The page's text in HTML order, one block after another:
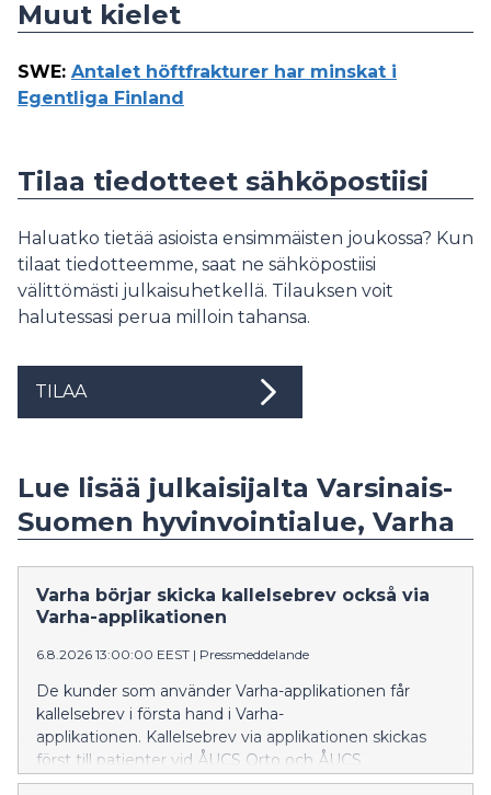
Muut kielet
SWE: Antalet höftfrakturer har minskat i
Egentliga Finland
Tilaa tiedotteet sähköpostiisi
Haluatko tietää asioista ensimmäisten joukossa? Kun
tilaat tiedotteemme, saat ne sähköpostiisi
välittömästi julkaisuhetkellä. Tilauksen voit
halutessasi perua milloin tahansa.
TILAA
Lue lisää julkaisijalta Varsinais-
Suomen hyvinvointialue, Varha
Varha börjar skicka kallelsebrev också via
Varha-applikationen
6.8.2026 13:00:00 EEST | Pressmeddelande
De kunder som använder Varha-applikationen får
kallelsebrev i första hand i Varha-
applikationen. Kallelsebrev via applikationen skickas
först till patienter vid ÅUCS Orto och ÅUCS
Hjärtcentret. Utifrån erfarenheterna utvidgas